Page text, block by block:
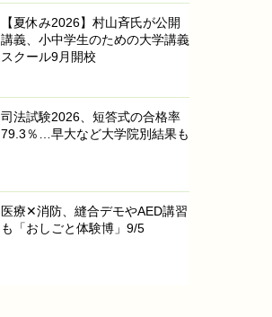
【夏休み2026】村山斉氏が公開
講義、小中学生のための大学講義
スクール9月開校
司法試験2026、短答式の合格率
79.3％…早大など大学院別結果も
医療✕消防、縫合デモやAED講習
も「おしごと体験博」9/5